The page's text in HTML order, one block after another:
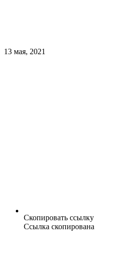
13 мая, 2021
Скопировать ссылку
Ссылка скопирована